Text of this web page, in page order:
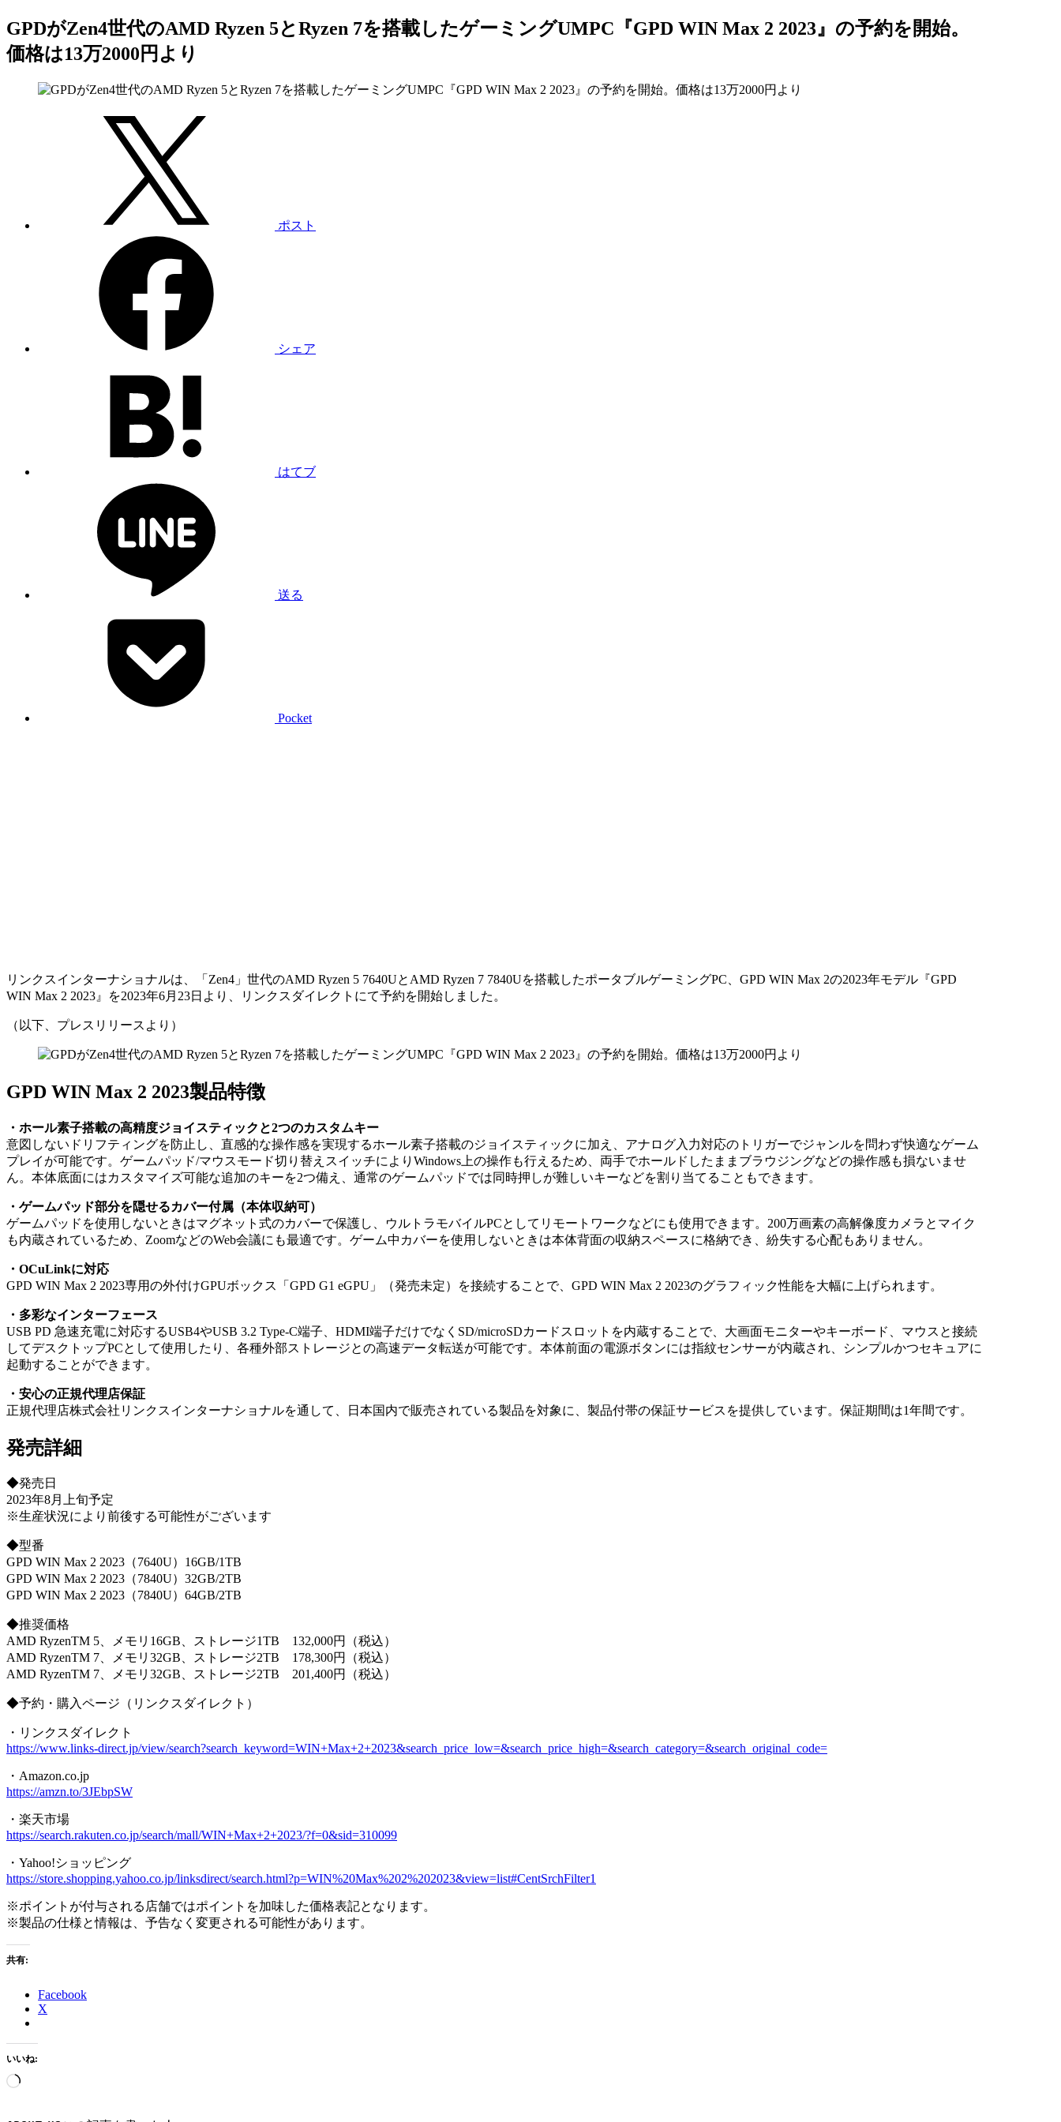
GPDがZen4世代のAMD Ryzen 5とRyzen 7を搭載したゲーミングUMPC『GPD WIN Max 2 2023』の予約を開始。
価格は13万2000円より
ポスト
シェア
はてブ
送る
Pocket
リンクスインターナショナルは、「Zen4」世代のAMD Ryzen 5 7640UとAMD Ryzen 7 7840Uを搭載したポータブルゲーミングPC、GPD WIN Max 2の2023年モデル『GPD
WIN Max 2 2023』を2023年6月23日より、リンクスダイレクトにて予約を開始しました。
（以下、プレスリリースより）
GPD WIN Max 2 2023製品特徴
・ホール素子搭載の高精度ジョイスティックと2つのカスタムキー
意図しないドリフティングを防止し、直感的な操作感を実現するホール素子搭載のジョイスティックに加え、アナログ入力対応のトリガーでジャンルを問わず快適なゲーム
プレイが可能です。ゲームパッド/マウスモード切り替えスイッチによりWindows上の操作も行えるため、両手でホールドしたままブラウジングなどの操作感も損ないませ
ん。本体底面にはカスタマイズ可能な追加のキーを2つ備え、通常のゲームパッドでは同時押しが難しいキーなどを割り当てることもできます。
・ゲームパッド部分を隠せるカバー付属（本体収納可）
ゲームパッドを使用しないときはマグネット式のカバーで保護し、ウルトラモバイルPCとしてリモートワークなどにも使用できます。200万画素の高解像度カメラとマイク
も内蔵されているため、ZoomなどのWeb会議にも最適です。ゲーム中カバーを使用しないときは本体背面の収納スペースに格納でき、紛失する心配もありません。
・OCuLinkに対応
GPD WIN Max 2 2023専用の外付けGPUボックス「GPD G1 eGPU」（発売未定）を接続することで、GPD WIN Max 2 2023のグラフィック性能を大幅に上げられます。
・多彩なインターフェース
USB PD 急速充電に対応するUSB4やUSB 3.2 Type-C端子、HDMI端子だけでなくSD/microSDカードスロットを内蔵することで、大画面モニターやキーボード、マウスと接続
してデスクトップPCとして使用したり、各種外部ストレージとの高速データ転送が可能です。本体前面の電源ボタンには指紋センサーが内蔵され、シンプルかつセキュアに
起動することができます。
・安心の正規代理店保証
正規代理店株式会社リンクスインターナショナルを通して、日本国内で販売されている製品を対象に、製品付帯の保証サービスを提供しています。保証期間は1年間です。
発売詳細
◆発売日
2023年8月上旬予定
※生産状況により前後する可能性がございます
◆型番
GPD WIN Max 2 2023（7640U）16GB/1TB
GPD WIN Max 2 2023（7840U）32GB/2TB
GPD WIN Max 2 2023（7840U）64GB/2TB
◆推奨価格
AMD RyzenTM 5、メモリ16GB、ストレージ1TB 132,000円（税込）
AMD RyzenTM 7、メモリ32GB、ストレージ2TB 178,300円（税込）
AMD RyzenTM 7、メモリ32GB、ストレージ2TB 201,400円（税込）
◆予約・購入ページ（リンクスダイレクト）
・リンクスダイレクト
https://www.links-direct.jp/view/search?search_keyword=WIN+Max+2+2023&search_price_low=&search_price_high=&search_category=&search_original_code=
・Amazon.co.jp
https://amzn.to/3JEbpSW
・楽天市場
https://search.rakuten.co.jp/search/mall/WIN+Max+2+2023/?f=0&sid=310099
・Yahoo!ショッピング
https://store.shopping.yahoo.co.jp/linksdirect/search.html?p=WIN%20Max%202%202023&view=list#CentSrchFilter1
※ポイントが付与される店舗ではポイントを加味した価格表記となります。
※製品の仕様と情報は、予告なく変更される可能性があります。
共有:
Facebook
X
いいね:
読